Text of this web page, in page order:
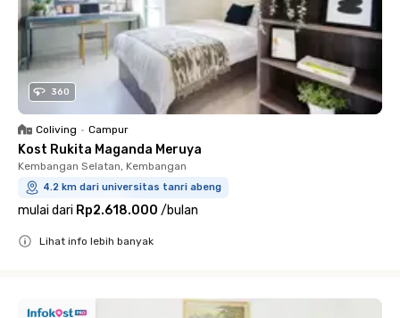
360
Coliving • Campur
Kost Rukita Maganda Meruya
Kembangan Selatan, Kembangan
4.2 km dari universitas tanri abeng
mulai dari Rp2.618.000 /bulan
Lihat info lebih banyak